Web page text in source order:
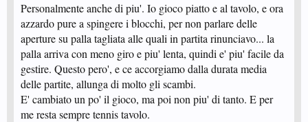
Personalmente anche di piu'. Io gioco piatto e al tavolo, e ora
azzardo pure a spingere i blocchi, per non parlare delle
aperture su palla tagliata alle quali in partita rinunciavo... la
palla arriva con meno giro e piu' lenta, quindi e' piu' facile da
gestire. Questo pero', e ce accorgiamo dalla durata media
delle partite, allunga di molto gli scambi.
E' cambiato un po' il gioco, ma poi non piu' di tanto. E per
me resta sempre tennis tavolo.